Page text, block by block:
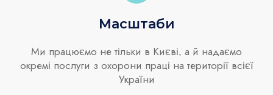
Масштаби
Ми працюємо не тільки в Києві, а й надаємо
окремі послуги з охорони праці на території всієї
України